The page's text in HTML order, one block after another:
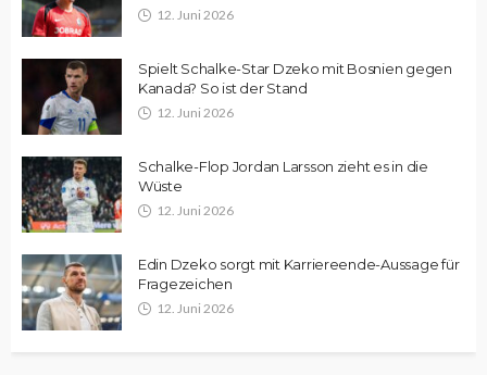
12. Juni 2026
Spielt Schalke-Star Dzeko mit Bosnien gegen
Kanada? So ist der Stand
12. Juni 2026
Schalke-Flop Jordan Larsson zieht es in die
Wüste
12. Juni 2026
Edin Dzeko sorgt mit Karriereende-Aussage für
Fragezeichen
12. Juni 2026